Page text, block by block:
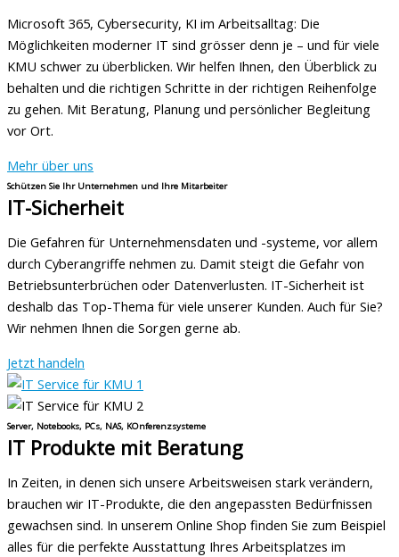
Microsoft 365, Cybersecurity, KI im Arbeitsalltag: Die
Möglichkeiten moderner IT sind grösser denn je – und für viele
KMU schwer zu überblicken. Wir helfen Ihnen, den Überblick zu
behalten und die richtigen Schritte in der richtigen Reihenfolge
zu gehen. Mit Beratung, Planung und persönlicher Begleitung
vor Ort.
Mehr über uns
Schützen Sie Ihr Unternehmen und Ihre Mitarbeiter
IT-Sicherheit
Die Gefahren für Unternehmensdaten und -systeme, vor allem
durch Cyberangriffe nehmen zu. Damit steigt die Gefahr von
Betriebsunterbrüchen oder Datenverlusten. IT-Sicherheit ist
deshalb das Top-Thema für viele unserer Kunden. Auch für Sie?
Wir nehmen Ihnen die Sorgen gerne ab.
Jetzt handeln
Server, Notebooks, PCs, NAS, KOnferenzsysteme
IT Produkte mit Beratung
In Zeiten, in denen sich unsere Arbeitsweisen stark verändern,
brauchen wir IT-Produkte, die den angepassten Bedürfnissen
gewachsen sind. In unserem Online Shop finden Sie zum Beispiel
alles für die perfekte Ausstattung Ihres Arbeitsplatzes im